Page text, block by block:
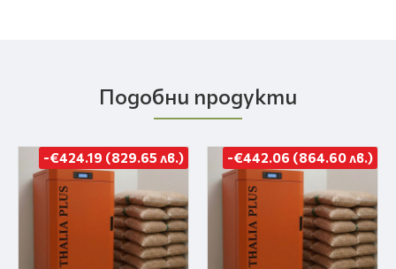
Подобни продукти
-€424.19 (829.65 лв.) -€442.06 (864.60 лв.)